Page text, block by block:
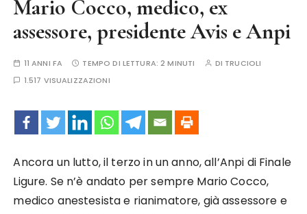
Mario Cocco, medico, ex
assessore, presidente Avis e Anpi
11 ANNI FA TEMPO DI LETTURA:2 MINUTI DI TRUCIOLI
1.517 VISUALIZZAZIONI
Ancora un lutto, il terzo in un anno, all’Anpi di Finale
Ligure. Se n’è andato per sempre Mario Cocco,
medico anestesista e rianimatore, già assessore e